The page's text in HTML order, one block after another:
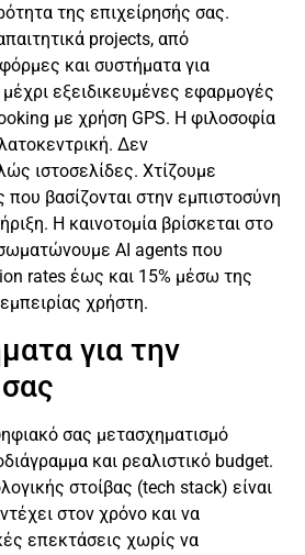
της επιχείρησής σας.
projects, από
και συστήματα για
εξειδικευμένες εφαρμογές
με χρήση GPS. Η φιλοσοφία
Δεν
ιστοσελίδες. Χτίζουμε
που βασίζονται στην εμπιστοσύνη
Η καινοτομία βρίσκεται στο
AI agents που
rates έως και 15% μέσω της
χρήστη.
για την
σας μετασχηματισμό
και ρεαλιστικό budget.
στοίβας (tech stack) είναι
στον χρόνο και να
επεκτάσεις χωρίς να